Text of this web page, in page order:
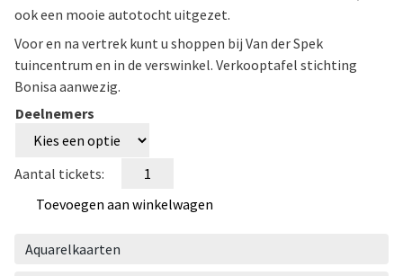
Aquarelkaarten
ook een mooie autotocht uitgezet.
Voor en na vertrek kunt u shoppen bij Van der Spek
tuincentrum en in de verswinkel. Verkooptafel stichting
Bonisa aanwezig.
Deelnemers
Fiets
rond
de
voor
Toevoegen aan winkelwagen